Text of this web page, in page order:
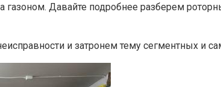
газоном. Давайте подробнее разберем
и затронем тему сегментных и